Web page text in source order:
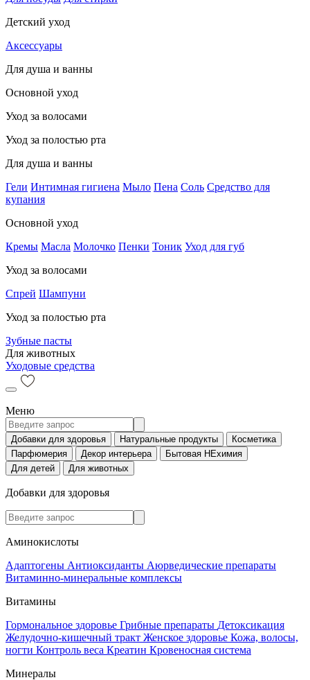
Детский уход
Аксессуары
Для душа и ванны
Основной уход
Уход за волосами
Уход за полостью рта
Для душа и ванны
Гели Интимная гигиена Мыло Пена Соль Средство для
купания
Основной уход
Кремы Масла Молочко Пенки Тоник Уход для губ
Уход за волосами
Спрей Шампуни
Уход за полостью рта
Зубные пасты
Для животных
Уходовые средства
Меню
Добавки для здоровья Натуральные продукты
Косметика
Парфюмерия
Декор интерьера
Бытовая НЕхимия
Для детей
Для животных
Добавки для здоровья
Аминокислоты
Адаптогены Антиоксиданты Аюрведические препараты
Витаминно-минеральные комплексы
Витамины
Гормональное здоровье Грибные препараты Детоксикация
Желудочно-кишечный тракт Женское здоровье Кожа, волосы,
ногти Контроль веса Креатин Кровеносная система
Минералы